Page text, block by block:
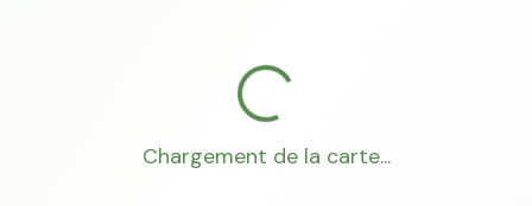
Chargement de la carte...